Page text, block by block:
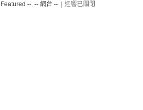
--, -- 網台 -- 迴響已關閉